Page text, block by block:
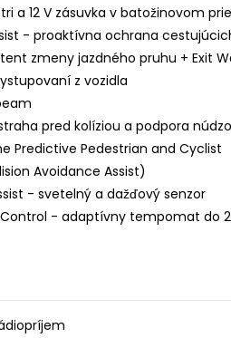
a 12 V zásuvka v batožinovom
- proaktívna ochrana
zmeny jazdného pruhu + Exit
z vozidla
pred kolíziou a podpora
Predictive Pedestrian and Cyclist
Avoidance Assist)
- svetelný a dažďový senzor
- adaptívny tempomat do